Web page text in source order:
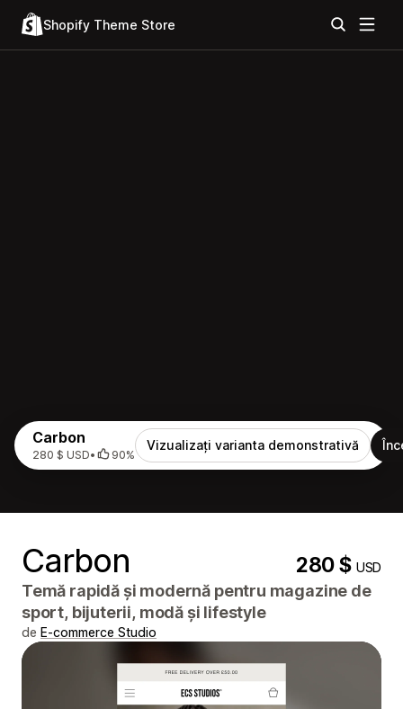
Shopify Theme Store
Carbon
280 $ USD• 90%
Vizualizați varianta demonstrativă
Carbon 280 $USD
Temă rapidă și modernă pentru magazine de
sport, bijuterii, modă și lifestyle
de E-commerce Studio